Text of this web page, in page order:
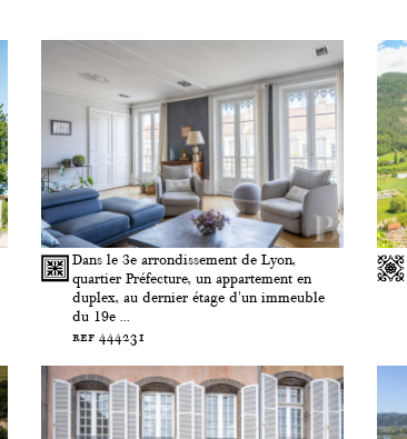
Dans le 3e arrondissement de Lyon,
quartier Préfecture, un appartement en
duplex, au dernier étage d'un immeuble
du 19e ...
ref 444231